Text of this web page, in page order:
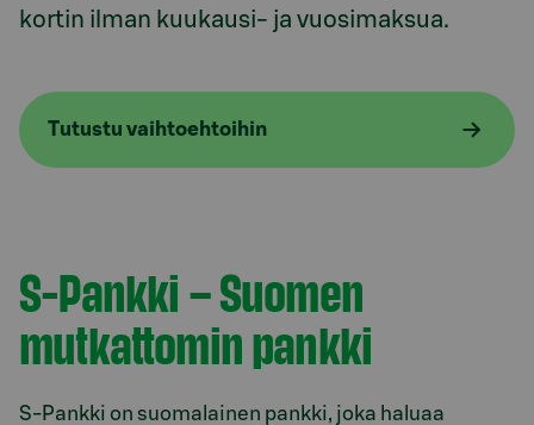
kortin ilman kuukausi- ja vuosimaksua.
Tutustu vaihtoehtoihin
S-Pankki – Suomen
mutkattomin pankki
S-Pankki on suomalainen pankki, joka haluaa